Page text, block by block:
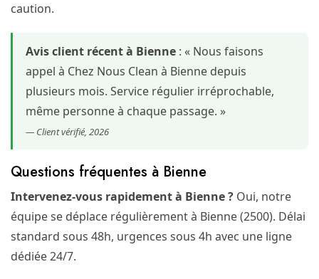
caution.
Avis client récent à Bienne : « Nous faisons
appel à Chez Nous Clean à Bienne depuis
plusieurs mois. Service régulier irréprochable,
même personne à chaque passage. »
— Client vérifié, 2026
Questions fréquentes à Bienne
Intervenez-vous rapidement à Bienne ? Oui, notre
équipe se déplace régulièrement à Bienne (2500). Délai
standard sous 48h, urgences sous 4h avec une ligne
dédiée 24/7.